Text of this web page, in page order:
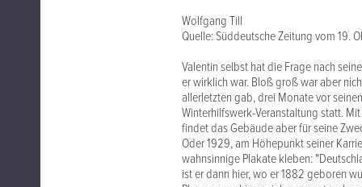
Wolfgang Till
Quelle: Süddeutsche Zeitung vom 19.
Valentin selbst hat die Frage nach
er wirklich war. Bloß groß war aber
allerletzten gab, drei Monate vor
Winterhilfswerk-Veranstaltung statt.
findet das Gebäude aber für seine
Oder 1929, am Höhepunkt seiner
wahnsinnige Plakate kleben:
ist er dann hier, wo er 1882 geboren